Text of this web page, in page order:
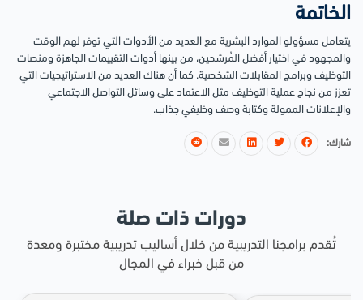
الخاتمة
يتعامل مسؤولو الموارد البشرية مع العديد من الأدوات التي توفر لهم الوقت
والمجهود في اختيار أفضل المُرشحين، من بينها أدوات التقييمات الجاهزة ومنصات
التوظيف وبرامج المقابلات الشخصية. كما أن هناك العديد من الاستراتيجيات التي
تعزز من نجاح عملية التوظيف مثل الاعتماد على وسائل التواصل الاجتماعي
والإعلانات الممولة وكتابة وصف وظيفي جذاب.
شارك:
دورات ذات صلة
تُقدم برامجنا التدريبية من خلال أساليب تدريبية مختبرة ومعدة
من قبل خبراء في المجال